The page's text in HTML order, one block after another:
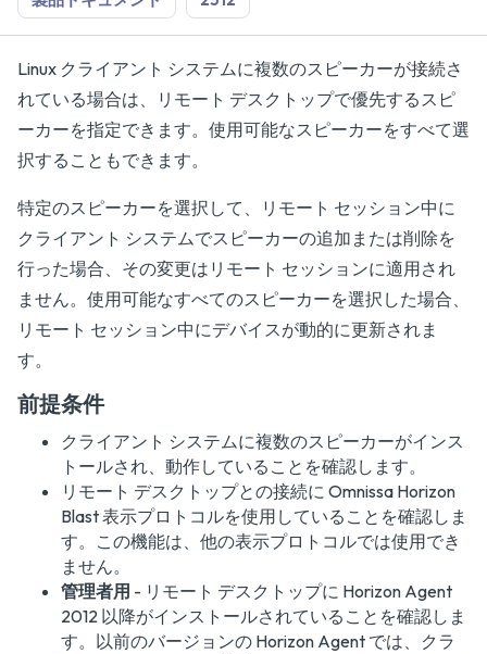
Linux クライアント システムに複数のスピーカーが接続さ
れている場合は、リモート デスクトップで優先するスピ
ーカーを指定できます。使用可能なスピーカーをすべて選
択することもできます。
特定のスピーカーを選択して、リモート セッション中に
クライアント システムでスピーカーの追加または削除を
行った場合、その変更はリモート セッションに適用され
ません。使用可能なすべてのスピーカーを選択した場合、
リモート セッション中にデバイスが動的に更新されま
す。
前提条件
クライアント システムに複数のスピーカーがインス
トールされ、動作していることを確認します。
リモート デスクトップとの接続に Omnissa Horizon
Blast 表示プロトコルを使用していることを確認しま
す。この機能は、他の表示プロトコルでは使用でき
ません。
管理者用 - リモート デスクトップに Horizon Agent
2012 以降がインストールされていることを確認しま
す。以前のバージョンの Horizon Agent では、クラ